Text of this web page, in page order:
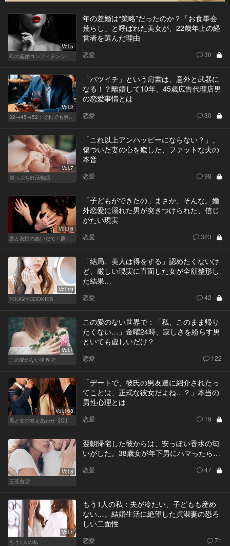
Vol.5
年の差婚コンフィデンシャル
年の差婚は“策略”だったのか？「お食事会
荒らし」と呼ばれた美女が、22歳年上の経
営者を選んだ理由
恋愛 30
Vol.2
32→45→52：それでも男は完成しない。
「バツイチ」という肩書は、意外と武器に
なる！？離婚して10年、45歳広告代理店男
の恋愛事情とは
恋愛 30
Vol.7
崖っぷち妊活物語
「これ以上アンハッピーにならない？」。
傷ついた妻の心を癒した、ファットな夫の
本音
恋愛 98
Vol.16
恋と友情のあいだで～廉 Ver.～
「子どもができたの」まさか、そんな。婚
外恋愛に溺れた男が突きつけられた、信じ
がたい現実
恋愛 323
Vol.19
TOUGH COOKIES
「結局、美人は得をする」認めたくないけ
ど、厳しい現実に直面した女が全顔整形し
た結果…
恋愛 42
Vol.1
この愛のない世界で
この愛のない世界で：「私、このまま帰り
たくない…」金曜24時、寂しさを紛らす男
といても虚しいだけ？
恋愛 122
Vol.168
男と女の答えあわせ【Q】
「デートで、彼氏の男友達に紹介されたっ
てことは、正式な彼女だよね…？」本当の
男性心理とは
恋愛 19
Vol.8
三茶食堂
翌朝帰宅した彼からは、安っぽい香水の匂
いがした。38歳女が年下男にハマったら…
恋愛 47
Vol.1
もう1人の私
もう1人の私：夫が冷たい、子どもも産め
ない…。結婚生活に絶望した貞淑妻の恐ろ
しい二面性
恋愛 71